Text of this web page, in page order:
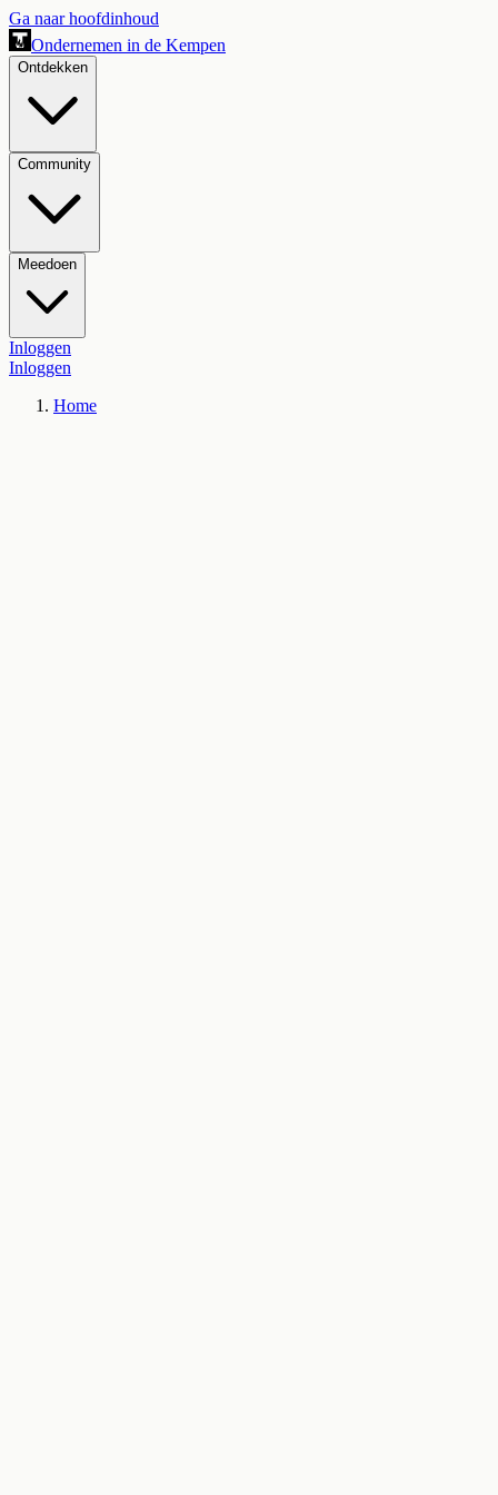
Ga naar hoofdinhoud
Ondernemen in de Kempen
Ontdekken
Community
Meedoen
Inloggen
Inloggen
Home